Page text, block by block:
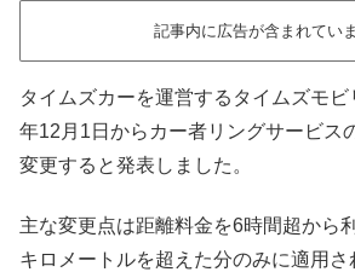
記事内に広告が含まれていま
タイムズカーを運営するタイムズモ
年12月1日からカー者リングサービス
変更すると発表しました。
主な変更点は距離料金を6時間超から
キロメートルを超えた分のみに適用さ